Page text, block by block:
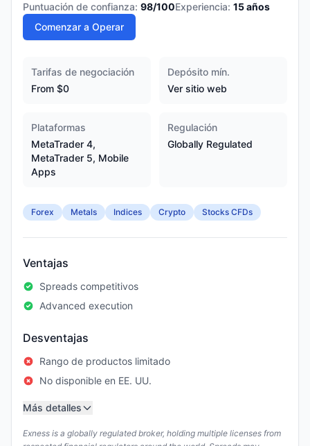
Puntuación de confianza: 98/100Experiencia: 15años
Comenzar a Operar
Tarifas de negociación
From $0
Depósito mín.
Ver sitio web
Plataformas
MetaTrader 4,
MetaTrader 5, Mobile
Apps
Regulación
Globally Regulated
Forex Metals Indices Crypto Stocks CFDs
Ventajas
Spreads competitivos
Advanced execution
Desventajas
Rango de productos limitado
No disponible en EE. UU.
Más detalles
Exness is a globally regulated broker, holding multiple licenses from